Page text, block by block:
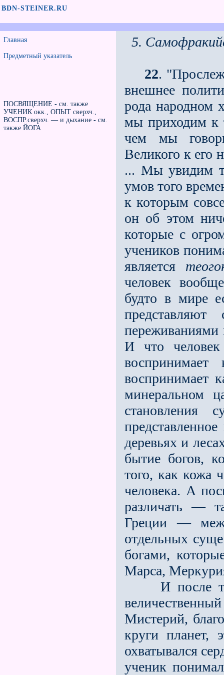
BDN-STEINER.RU
Главная
Предметный указатель
ПОСВЯЩЕНИЕ - см. также
УЧЕНИК окк., ОПЫТ сверхч.,
ВОСПР.сверхч. — и дыхание - см.
также ЙОГА
5.
22.
внешнее
рода народном
мы приходим к
чем мы
Великого к его
... Мы увидим
умов того
к которым
он об этом
которые с
учеников
является
человек
будто в мире
переживаниями
И что
воспринимает
минеральном
становления
деревьях и
бытие богов,
того, как кожа
человека. А
различать —
Греции —
отдельных
богами,
Марса,
И после
Мистерий,
круги планет,
охватывался
ученик